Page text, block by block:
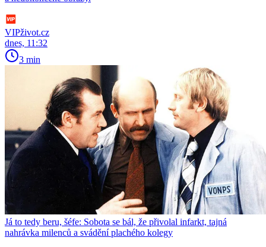
VIPživot.cz
dnes, 11:32
3 min
Já to tedy beru, šéfe: Sobota se bál, že přivolal infarkt, tajná
nahrávka milenců a svádění plachého kolegy